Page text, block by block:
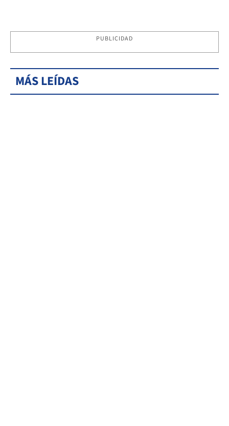
PUBLICIDAD
MÁS LEÍDAS